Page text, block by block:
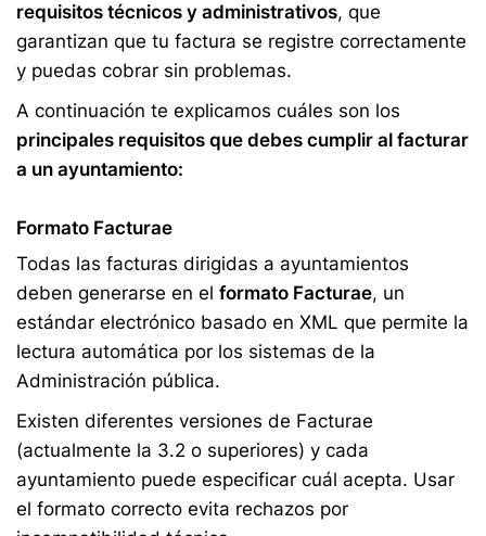
requisitos técnicos y administrativos, que
garantizan que tu factura se registre correctamente
y puedas cobrar sin problemas.
A continuación te explicamos cuáles son los
principales requisitos que debes cumplir al facturar
a un ayuntamiento:
Formato Facturae
Todas las facturas dirigidas a ayuntamientos
deben generarse en el formato Facturae, un
estándar electrónico basado en XML que permite la
lectura automática por los sistemas de la
Administración pública.
Existen diferentes versiones de Facturae
(actualmente la 3.2 o superiores) y cada
ayuntamiento puede especificar cuál acepta. Usar
el formato correcto evita rechazos por